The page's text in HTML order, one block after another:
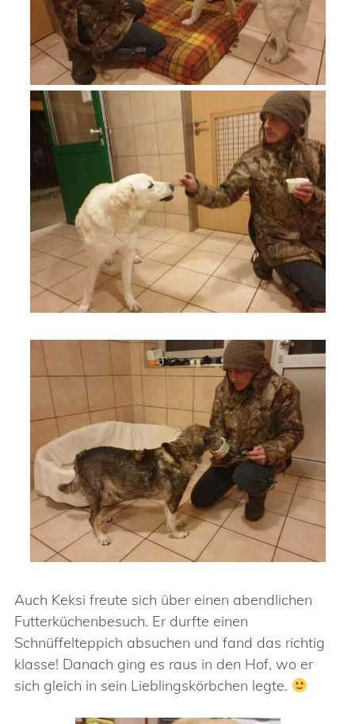
Auch Keksi freute sich über einen abendlichen
Futterküchenbesuch. Er durfte einen
Schnüffelteppich absuchen und fand das richtig
klasse! Danach ging es raus in den Hof, wo er
sich gleich in sein Lieblingskörbchen legte.